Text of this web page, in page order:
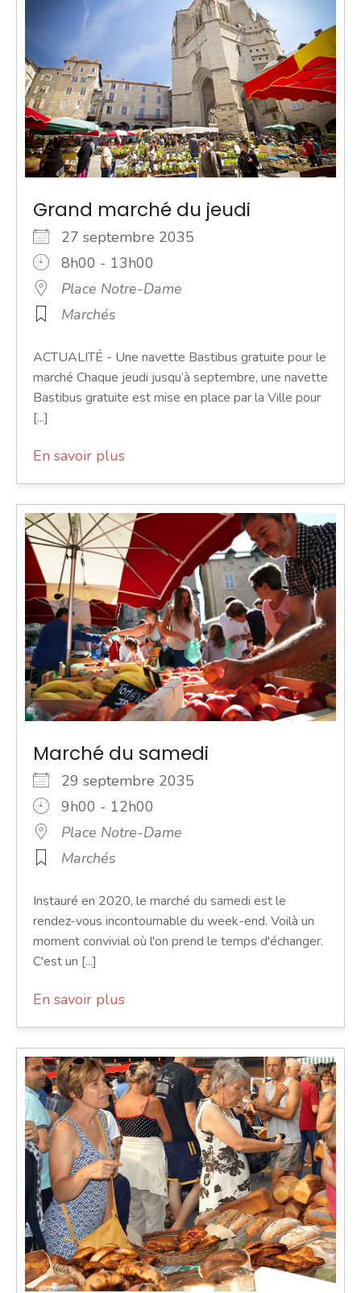
Grand marché du jeudi
27 septembre 2035
8h00 - 13h00
Place Notre-Dame
Marchés
ACTUALITÉ - Une navette Bastibus gratuite pour le
marché Chaque jeudi jusqu’à septembre, une navette
Bastibus gratuite est mise en place par la Ville pour
[...]
En savoir plus
Marché du samedi
29 septembre 2035
9h00 - 12h00
Place Notre-Dame
Marchés
Instauré en 2020, le marché du samedi est le
rendez-vous incontournable du week-end. Voilà un
moment convivial où l'on prend le temps d'échanger.
C'est un [...]
En savoir plus